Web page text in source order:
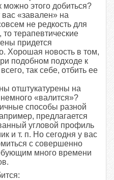
можно этого добиться?
«завален» на
не редкость для
то терапевтические
придется
Хорошая новость в том,
подобном подходе к
так себе, отбить ее
отштукатурены на
«валится»?
способы разной
предлагается
угловой профиль
и т. п. Но сегодня у вас
с совершенно
много времени